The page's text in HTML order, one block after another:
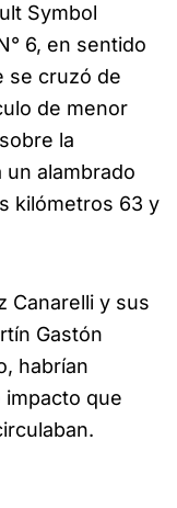
Symbol
6, en sentido
se cruzó de
de menor
la
alambrado
kilómetros 63 y
Canarelli y sus
Gastón
habrían
que